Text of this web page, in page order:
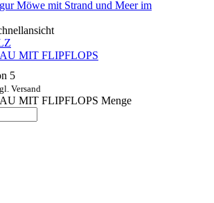
MIT FLIPFLOPS
5
Versand
MIT FLIPFLOPS Menge